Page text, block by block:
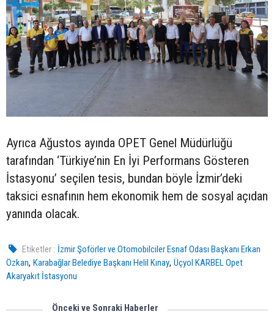
Ayrıca Ağustos ayında OPET Genel Müdürlüğü
tarafından ‘Türkiye’nin En İyi Performans Gösteren
İstasyonu’ seçilen tesis, bundan böyle İzmir’deki
taksici esnafının hem ekonomik hem de sosyal açıdan
yanında olacak.
Etiketler : İzmir Şoförler ve Otomobilciler Esnaf Odası Başkanı Erkan
Özkan, Karabağlar Belediye Başkanı Helil Kınay, Üçyol KARBEL Opet
Akaryakıt İstasyonu
Önceki ve Sonraki Haberler